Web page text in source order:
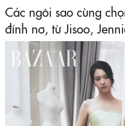
Các ngôi sao cùng
đính nơ, từ Jisoo,